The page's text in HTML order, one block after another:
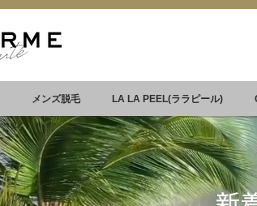
メンズ脱毛 LA LA PEEL(ララピール)